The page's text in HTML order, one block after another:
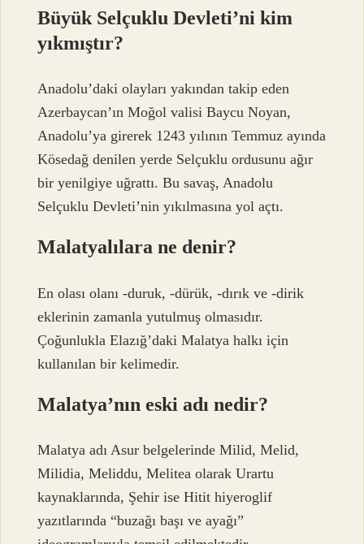
Büyük Selçuklu Devleti’ni kim
yıkmıştır?
Anadolu’daki olayları yakından takip eden
Azerbaycan’ın Moğol valisi Baycu Noyan,
Anadolu’ya girerek 1243 yılının Temmuz ayında
Kösedağ denilen yerde Selçuklu ordusunu ağır
bir yenilgiye uğrattı. Bu savaş, Anadolu
Selçuklu Devleti’nin yıkılmasına yol açtı.
Malatyalılara ne denir?
En olası olanı -duruk, -dürük, -dırık ve -dirik
eklerinin zamanla yutulmuş olmasıdır.
Çoğunlukla Elazığ’daki Malatya halkı için
kullanılan bir kelimedir.
Malatya’nın eski adı nedir?
Malatya adı Asur belgelerinde Milid, Melid,
Milidia, Meliddu, Melitea olarak Urartu
kaynaklarında, Şehir ise Hitit hiyeroglif
yazıtlarında “buzağı başı ve ayağı”